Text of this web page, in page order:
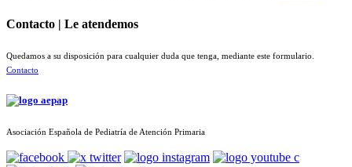
Contacto | Le atendemos
Quedamos a su disposición para cualquier duda que tenga, mediante este formulario.
Contacto
Asociación Española de Pediatría de Atención Primaria